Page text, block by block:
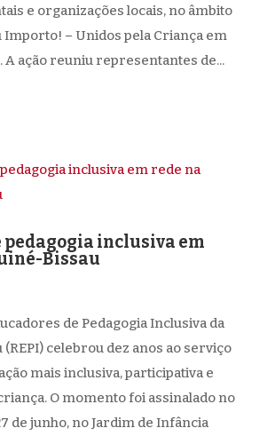
e organizações locais, no âmbito
Importo! – Unidos pela Criança em
A ação reuniu representantes de...
pedagogia inclusiva em
Bissau
de Pedagogia Inclusiva da
(REPI) celebrou dez anos ao serviço
mais inclusiva, participativa e
O momento foi assinalado no
de junho, no Jardim de Infância